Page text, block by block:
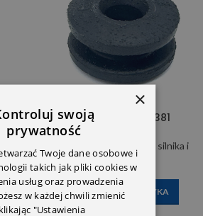
i
Tuleja 6119970381
Osłony dolne i górne silnika i
sk.biegów
17,00zł
DODAJ DO KOSZYKA
×
swoją
prywatność
Twoje dane osobowe i
takich jak pliki cookies w
usług oraz prowadzenia
w każdej chwili zmienić
"Ustawienia